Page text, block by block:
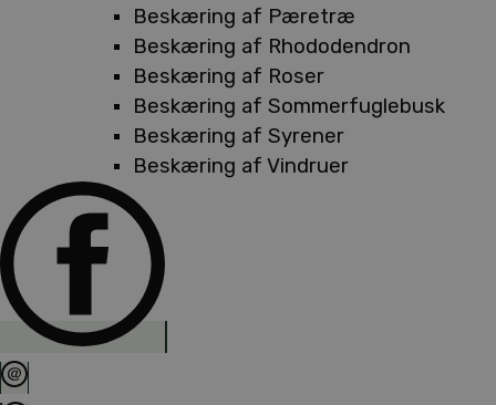
Beskæring af Pæretræ
Beskæring af Rhododendron
Beskæring af Roser
Beskæring af Sommerfuglebusk
Beskæring af Syrener
Beskæring af Vindruer